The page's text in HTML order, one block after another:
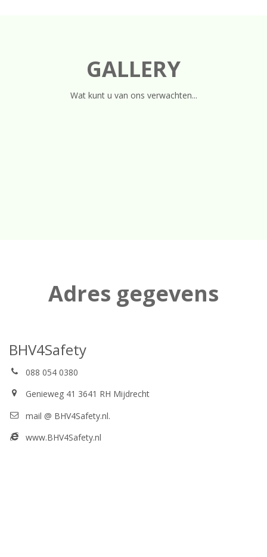
GALLERY
Wat kunt u van ons verwachten...
Adres gegevens
BHV4Safety
088 054 0380
Genieweg 41 3641 RH Mijdrecht
mail @ BHV4Safety.nl.
www.BHV4Safety.nl